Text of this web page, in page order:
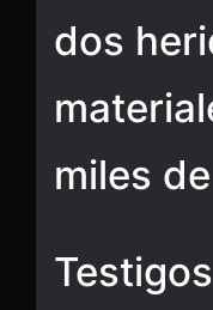
dos
miles